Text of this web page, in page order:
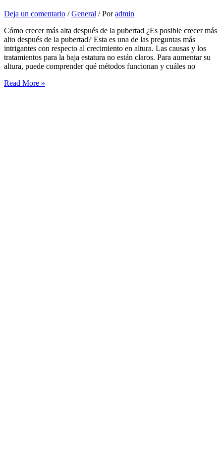
Deja un comentario /General / Poradmin
Cómo crecer más alta después de la pubertad ¿Es posible crecer más
alto después de la pubertad? Esta es una de las preguntas más
intrigantes con respecto al crecimiento en altura. Las causas y los
tratamientos para la baja estatura no están claros. Para aumentar su
altura, puede comprender qué métodos funcionan y cuáles no
Cómo
Read More »